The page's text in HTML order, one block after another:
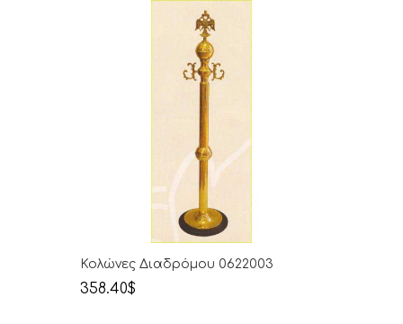
Κολώνες Διαδρόμου 0622003
358.40$